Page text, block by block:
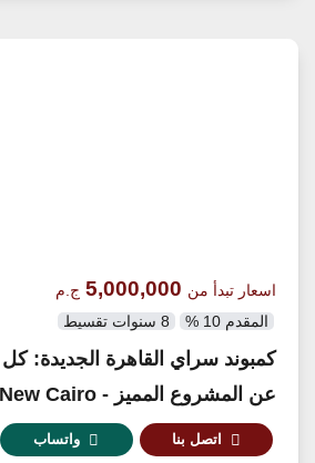
اسعار تبدأ من 5,000,000 ج.م
المقدم 10 % 8 سنوات تقسيط
كمبوند سراي القاهرة الجديدة:
عن المشروع المميز - Sarai New Cairo
اتصل بنا واتساب